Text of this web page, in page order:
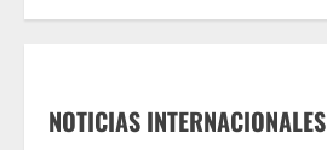
NOTICIAS INTERNACIONALES